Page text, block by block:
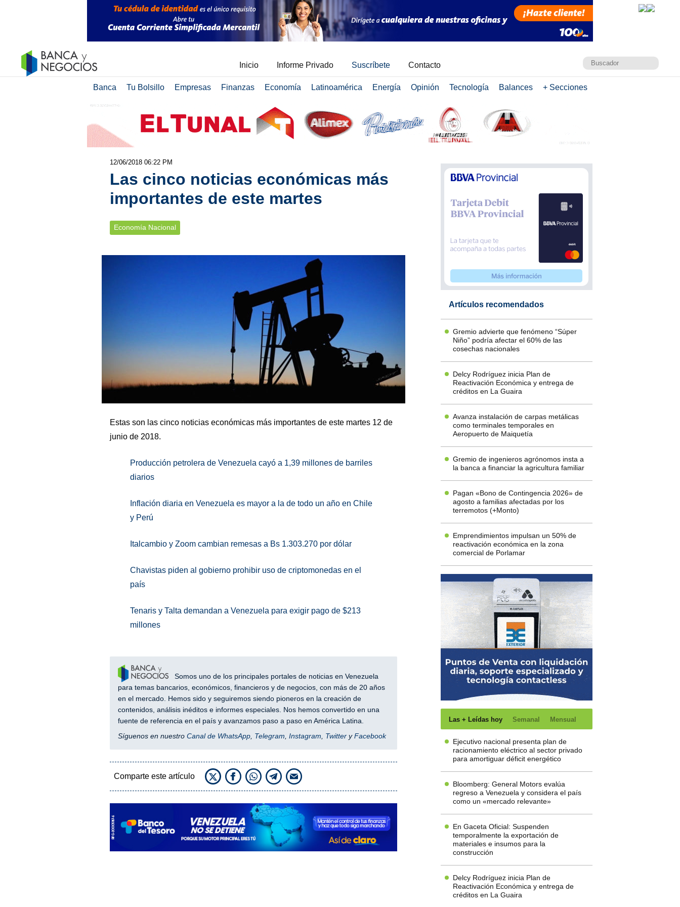
Inicio Informe Privado Suscríbete Contacto
Banca Tu Bolsillo Empresas Finanzas Economía Latinoamérica Energía Opinión Tecnología Balances + Secciones
12/06/2018 06:22 PM
Las cinco noticias económicas más
importantes de este martes
Economía Nacional
Estas son las cinco noticias económicas más importantes de este martes 12 de
junio de 2018.
Producción petrolera de Venezuela cayó a 1,39 millones de barriles
diarios
Inflación diaria en Venezuela es mayor a la de todo un año en Chile
y Perú
Italcambio y Zoom cambian remesas a Bs 1.303.270 por dólar
Chavistas piden al gobierno prohibir uso de criptomonedas en el
país
Tenaris y Talta demandan a Venezuela para exigir pago de $213
millones
Somos uno de los principales portales de noticias en Venezuela
para temas bancarios, económicos, financieros y de negocios, con más de 20 años
en el mercado. Hemos sido y seguiremos siendo pioneros en la creación de
contenidos, análisis inéditos e informes especiales. Nos hemos convertido en una
fuente de referencia en el país y avanzamos paso a paso en América Latina.
Síguenos en nuestro Canal de WhatsApp, Telegram, Instagram, TwitteryFacebook
Comparte este artículo
Artículos recomendados
Gremio advierte que fenómeno “Súper
Niño” podría afectar el 60% de las
cosechas nacionales
Delcy Rodríguez inicia Plan de
Reactivación Económica y entrega de
créditos en La Guaira
Avanza instalación de carpas metálicas
como terminales temporales en
Aeropuerto de Maiquetía
Gremio de ingenieros agrónomos insta a
la banca a financiar la agricultura familiar
Pagan «Bono de Contingencia 2026» de
agosto a familias afectadas por los
terremotos (+Monto)
Emprendimientos impulsan un 50% de
reactivación económica en la zona
comercial de Porlamar
Las + Leídas hoy Semanal Mensual
Ejecutivo nacional presenta plan de
racionamiento eléctrico al sector privado
para amortiguar déficit energético
Bloomberg: General Motors evalúa
regreso a Venezuela y considera el país
como un «mercado relevante»
En Gaceta Oficial: Suspenden
temporalmente la exportación de
materiales e insumos para la
construcción
Delcy Rodríguez inicia Plan de
Reactivación Económica y entrega de
créditos en La Guaira